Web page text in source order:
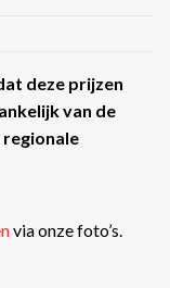
deze prijzen
van de
regionale
via onze foto’s.